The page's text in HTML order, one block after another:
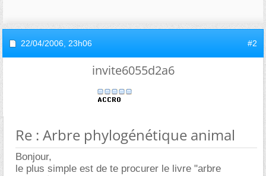
22/04/2006, 23h06 #2
invite6055d2a6
Re : Arbre phylogénétique animal
Bonjour,
le plus simple est de te procurer le livre "arbre